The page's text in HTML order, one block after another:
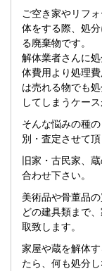
ご空き家やリフ
体をする際、処
る廃棄物です。
解体業者さんに
体費用より処理
は売れる物でも
してしまうケース
そんな悩みの種
別・査定させて
旧家・古民家、
合わせ下さい。
美術品や骨董品
どの建具類まで
取致します。
家屋や蔵を解体
たら、何も処分